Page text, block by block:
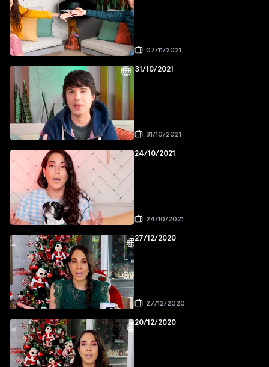
07/11/2021
31/10/2021
31/10/2021
24/10/2021
24/10/2021
27/12/2020
27/12/2020
20/12/2020